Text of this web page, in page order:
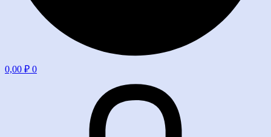
0,00 ₽ 0